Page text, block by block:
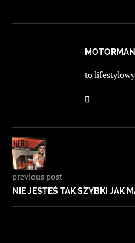
to lifestylowy
previous post
NIE JESTEŚ TAK SZYBKI JAK